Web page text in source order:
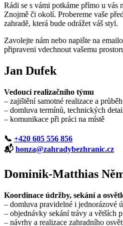
Rádi se s vámi potkáme přímo u vás
Znojmě či okolí. Probereme vaše
zahradě, která bude odrážet váš styl.
Zavolejte nám nebo napište na
připraveni vdechnout vašemu
Jan Dufek
Vedoucí realizačního týmu
– zajištění samotné realizace a
– domluva termínů, technických
– komunikace při práci na místě
📞 +420 605 556 856
📬 honza@zahradybezhranic.cz
Dominik-Matthias
Koordinace údržby, sekání a
– domluva pravidelné i jednorázové
– objednávky sekání trávy a větších
– návrhy a realizace zahradního